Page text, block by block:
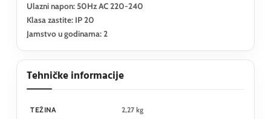
Ulazni napon: 50Hz AC 220-240
Klasa zastite: IP 20
Jamstvo u godinama: 2
Tehničke informacije
TEŽINA 2,27 kg